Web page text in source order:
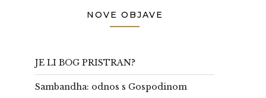
NOVE OBJAVE
JE LI BOG PRISTRAN?
Sambandha: odnos s Gospodinom